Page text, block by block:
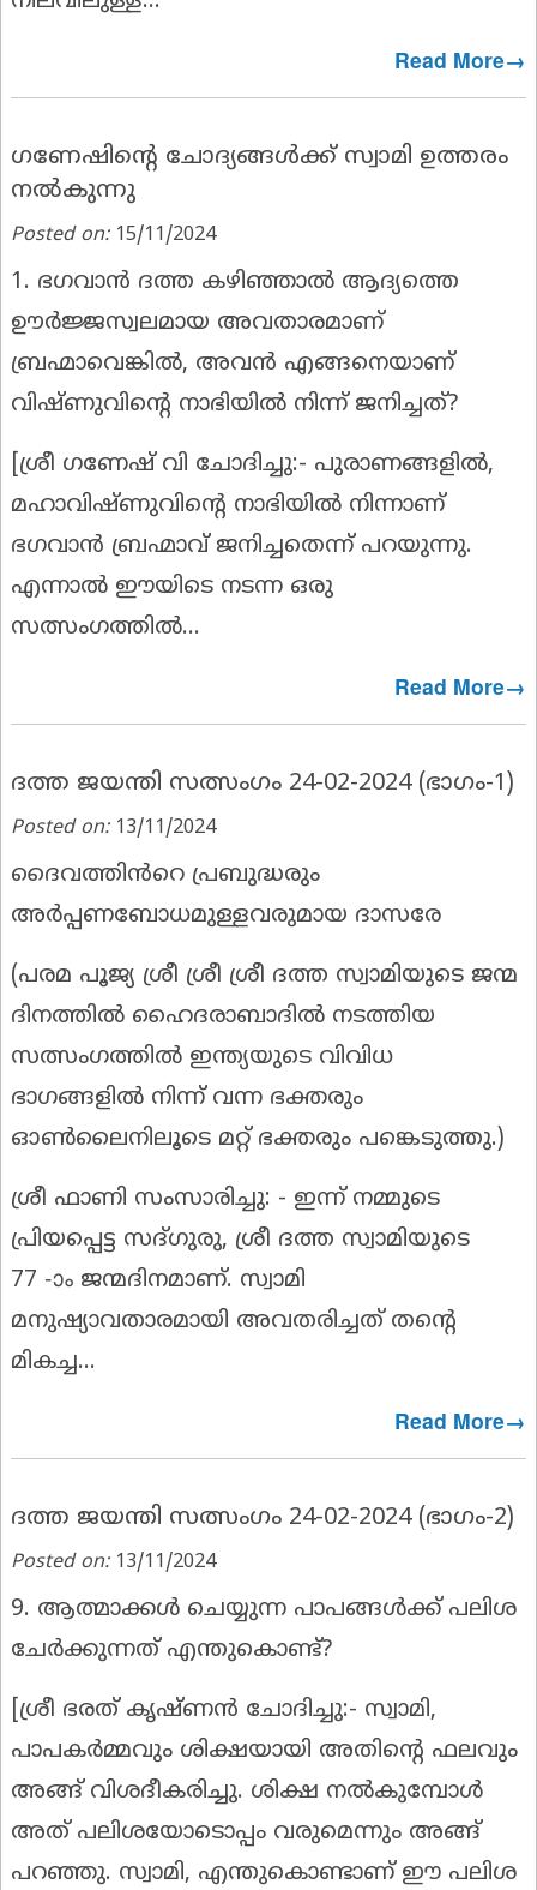
Read More→
ഗണേഷിൻ്റെ ചോദ്യങ്ങൾക്ക് സ്വാമി ഉത്തരം
നൽകുന്നു
Posted on: 15/11/2024
1. ഭഗവാൻ ദത്ത കഴിഞ്ഞാൽ ആദ്യത്തെ
ഊർജ്ജസ്വലമായ അവതാരമാണ്
ബ്രഹ്മാവെങ്കിൽ, അവൻ എങ്ങനെയാണ്
വിഷ്ണുവിൻ്റെ നാഭിയിൽ നിന്ന് ജനിച്ചത്?
ശ്രീ ഗണേഷ് വി ചോദിച്ചു:- പുരാണങ്ങളിൽ,
മഹാവിഷ്ണുവിൻ്റെ നാഭിയിൽ നിന്നാണ്
ഭഗവാൻ ബ്രഹ്മാവ് ജനിച്ചതെന്ന് പറയുന്നു.
എന്നാൽ ഈയിടെ നടന്ന ഒരു
സത്സംഗത്തിൽ...
Read More→
ദത്ത ജയന്തി സത്സംഗം 24-02-2024 (ഭാഗം-1)
Posted on: 13/11/2024
ദൈവത്തിൻറെ പ്രബുദ്ധരും
അർപ്പണബോധമുള്ളവരുമായ ദാസരേ
(പരമ പൂജ്യ ശ്രീ ശ്രീ ശ്രീ ദത്ത സ്വാമിയുടെ ജന്മ
ദിനത്തിൽ ഹൈദരാബാദിൽ നടത്തിയ
സത്സംഗത്തിൽ ഇന്ത്യയുടെ വിവിധ
ഭാഗങ്ങളിൽ നിന്ന് വന്ന ഭക്തരും
ഓൺലൈനിലൂടെ മറ്റ് ഭക്തരും പങ്കെടുത്തു.)
ശ്രീ ഫാണി സംസാരിച്ചു: - ഇന്ന് നമ്മുടെ
പ്രിയപ്പെട്ട സദ്ഗുരു, ശ്രീ ദത്ത സ്വാമിയുടെ
77 -ാം ജന്മദിനമാണ്. സ്വാമി
മനുഷ്യാവതാരമായി അവതരിച്ചത് തൻ്റെ
മികച്ച...
Read More→
ദത്ത ജയന്തി സത്സംഗം 24-02-2024 (ഭാഗം-2)
Posted on: 13/11/2024
9. ആത്മാക്കൾ ചെയ്യുന്ന പാപങ്ങൾക്ക് പലിശ
ചേർക്കുന്നത് എന്തുകൊണ്ട്?
ശ്രീ ഭരത് കൃഷ്ണൻ ചോദിച്ചു:- സ്വാമി,
പാപകർമ്മവും ശിക്ഷയായി അതിൻ്റെ ഫലവും
അങ്ങ് വിശദീകരിച്ചു. ശിക്ഷ നൽകുമ്പോൾ
അത് പലിശയോടൊപ്പം വരുമെന്നും അങ്ങ്
പറഞ്ഞു. സ്വാമി, എന്തുകൊണ്ടാണ് ഈ പലിശ